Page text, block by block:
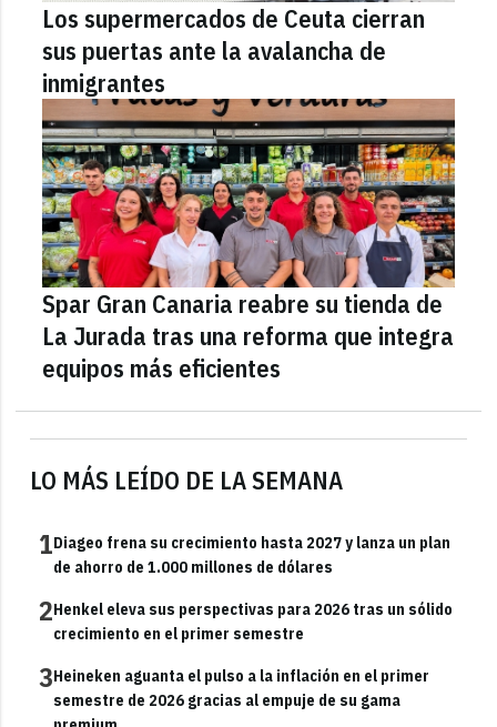
LO MÁS LEÍDO DE LA SEMANA
1Diageo frena su crecimiento hasta 2027 y lanza un plan
de ahorro de 1.000 millones de dólares
2Henkel eleva sus perspectivas para 2026 tras un sólido
crecimiento en el primer semestre
3Heineken aguanta el pulso a la inflación en el primer
semestre de 2026 gracias al empuje de su gama
Los supermercados de Ceuta cierran
sus puertas ante la avalancha de
inmigrantes
Spar Gran Canaria reabre su tienda de
La Jurada tras una reforma que integra
equipos más eficientes